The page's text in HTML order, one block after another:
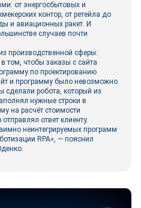
от энергосбытовых и
контор, от ретейла до
и авиационных ракет. И
случаев почти
производственной сферы:
том, чтобы заказы с сайта
по проектированию
и программу было невозможно
сделали робота, который из
нужные строки в
на расчёт стоимости
ответ клиенту.
неинтегрируемых программ
RPA», — пояснил